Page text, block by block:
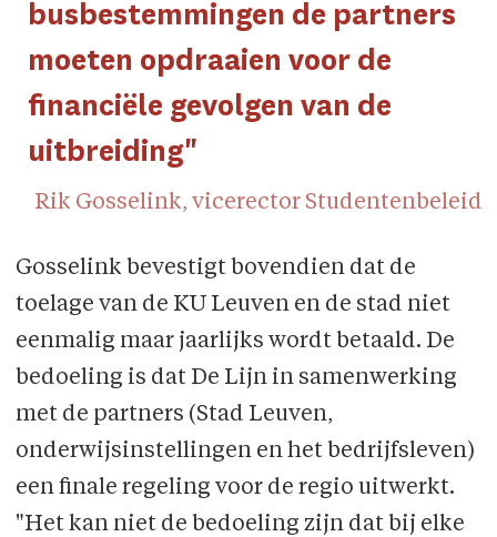
busbestemmingen de partners
moeten opdraaien voor de
financiële gevolgen van de
uitbreiding"
Rik Gosselink, vicerector Studentenbeleid
Gosselink bevestigt bovendien dat de
toelage van de KU Leuven en de stad niet
eenmalig maar jaarlijks wordt betaald. De
bedoeling is dat De Lijn in samenwerking
met de partners (Stad Leuven,
onderwijsinstellingen en het bedrijfsleven)
een finale regeling voor de regio uitwerkt.
"Het kan niet de bedoeling zijn dat bij elke